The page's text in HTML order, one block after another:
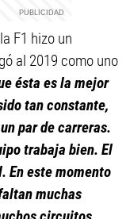
F1 hizo un
al 2019 como uno
ésta es la mejor
tan constante,
par de carreras.
trabaja bien. El
En este momento
muchas